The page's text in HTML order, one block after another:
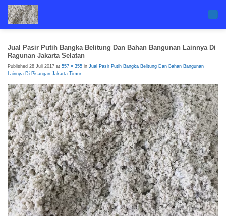
content
Jual Pasir Putih Bangka Belitung Dan Bahan Bangunan Lainnya Di
Ragunan Jakarta Selatan
Published 28 Juli 2017 at 557 × 355 in Jual Pasir Putih Bangka Belitung Dan Bahan Bangunan
Lainnya Di Pisangan Jakarta Timur